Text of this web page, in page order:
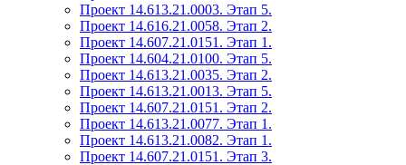
Проект 14.613.21.0003. Этап 5.
Проект 14.616.21.0058. Этап 2.
Проект 14.607.21.0151. Этап 1.
Проект 14.604.21.0100. Этап 5.
Проект 14.613.21.0035. Этап 2.
Проект 14.613.21.0013. Этап 5.
Проект 14.607.21.0151. Этап 2.
Проект 14.613.21.0077. Этап 1.
Проект 14.613.21.0082. Этап 1.
Проект 14.607.21.0151. Этап 3.